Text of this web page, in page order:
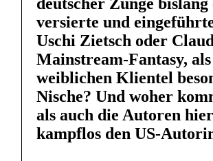
versierte und
Uschi Zietsch oder
Mainstream-Fantasy,
weiblichen Klientel
Nische? Und woher
als auch die Autoren
kampflos den US-